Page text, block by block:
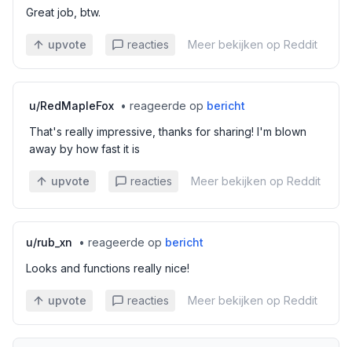
Great job, btw.
upvote reacties Meer bekijken op Reddit
u/RedMapleFox • reageerde op bericht
That's really impressive, thanks for sharing! I'm blown
away by how fast it is
upvote reacties Meer bekijken op Reddit
u/rub_xn • reageerde op bericht
Looks and functions really nice!
upvote reacties Meer bekijken op Reddit